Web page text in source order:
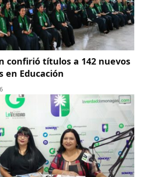
confirió títulos a 142 nuevos
en Educación